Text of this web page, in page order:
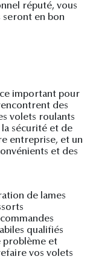
réputé, vous
seront en bon
important pour
des
volets roulants
sécurité et de
entreprise, et un
et des
de lames
qualifiés
problème et
vos volets